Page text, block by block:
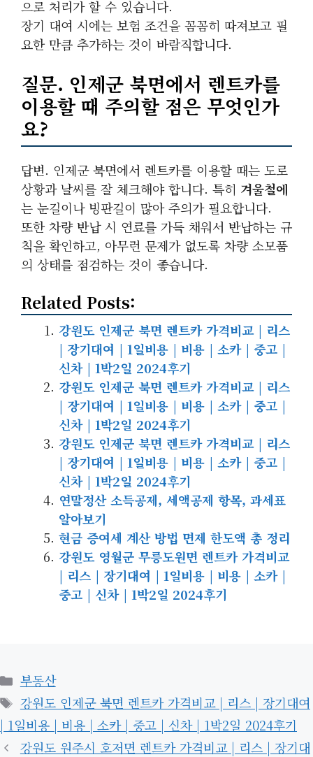
으로 처리가 할 수 있습니다.
장기 대여 시에는 보험 조건을 꼼꼼히 따져보고 필
요한 만큼 추가하는 것이 바람직합니다.
질문. 인제군 북면에서 렌트카를
이용할 때 주의할 점은 무엇인가
요?
답변. 인제군 북면에서 렌트카를 이용할 때는 도로
상황과 날씨를 잘 체크해야 합니다. 특히 겨울철에
는 눈길이나 빙판길이 많아 주의가 필요합니다.
또한 차량 반납 시 연료를 가득 채워서 반납하는 규
칙을 확인하고, 아무런 문제가 없도록 차량 소모품
의 상태를 점검하는 것이 좋습니다.
Related Posts:
강원도 인제군 북면 렌트카 가격비교 | 리스
| 장기대여 | 1일비용 | 비용 | 소카 | 중고 |
신차 | 1박2일 2024후기
강원도 인제군 북면 렌트카 가격비교 | 리스
| 장기대여 | 1일비용 | 비용 | 소카 | 중고 |
신차 | 1박2일 2024후기
강원도 인제군 북면 렌트카 가격비교 | 리스
| 장기대여 | 1일비용 | 비용 | 소카 | 중고 |
신차 | 1박2일 2024후기
연말정산 소득공제, 세액공제 항목, 과세표
알아보기
현금 증여세 계산 방법 면제 한도액 총 정리
강원도 영월군 무릉도원면 렌트카 가격비교
| 리스 | 장기대여 | 1일비용 | 비용 | 소카 |
중고 | 신차 | 1박2일 2024후기
카
테
고
리
부동산
태
그
강원도 인제군 북면 렌트카 가격비교 | 리스 | 장기대여
| 1일비용 | 비용 | 소카 | 중고 | 신차 | 1박2일 2024후기
강원도 원주시 호저면 렌트카 가격비교 | 리스 | 장기대